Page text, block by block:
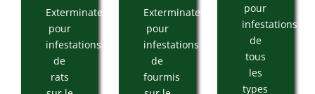
Exterminateur
pour
infestations
de
rats
Exterminateur
pour
infestations
de
fourmis
pour
infestations
de
tous
les
types